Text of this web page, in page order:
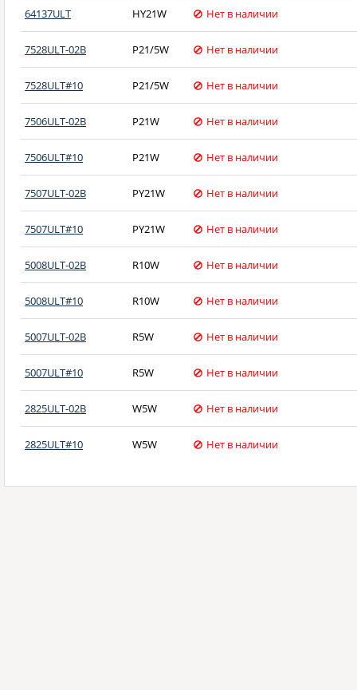
64137ULT HY21W Нет в наличии
7528ULT-02B P21/5W Нет в наличии
7528ULT#10 P21/5W Нет в наличии
7506ULT-02B P21W Нет в наличии
7506ULT#10 P21W Нет в наличии
7507ULT-02B PY21W Нет в наличии
7507ULT#10 PY21W Нет в наличии
5008ULT-02B R10W Нет в наличии
5008ULT#10 R10W Нет в наличии
5007ULT-02B R5W Нет в наличии
5007ULT#10 R5W Нет в наличии
2825ULT-02B W5W Нет в наличии
2825ULT#10 W5W Нет в наличии